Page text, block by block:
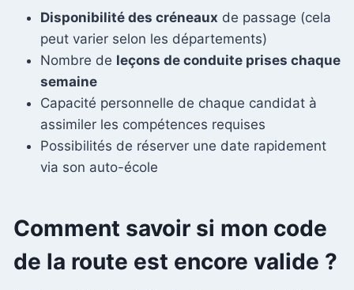
Disponibilité des créneaux de passage (cela
peut varier selon les départements)
Nombre de leçons de conduite prises chaque
semaine
Capacité personnelle de chaque candidat à
assimiler les compétences requises
Possibilités de réserver une date rapidement
via son auto-école
Comment savoir si mon code
de la route est encore valide ?